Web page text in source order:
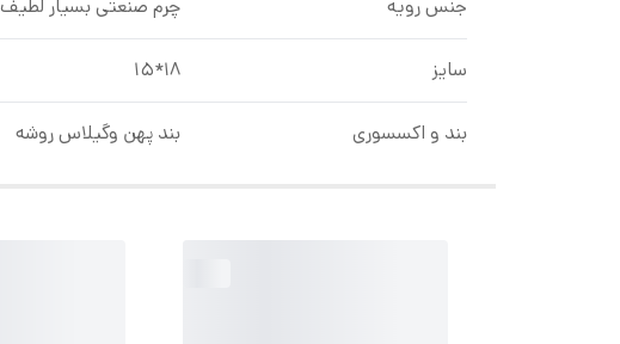
جنس رویه چرم صنعتی بسیار لطیف
سایز ۱۸*15
بند و اکسسوری بند پهن وگیلاس روشه